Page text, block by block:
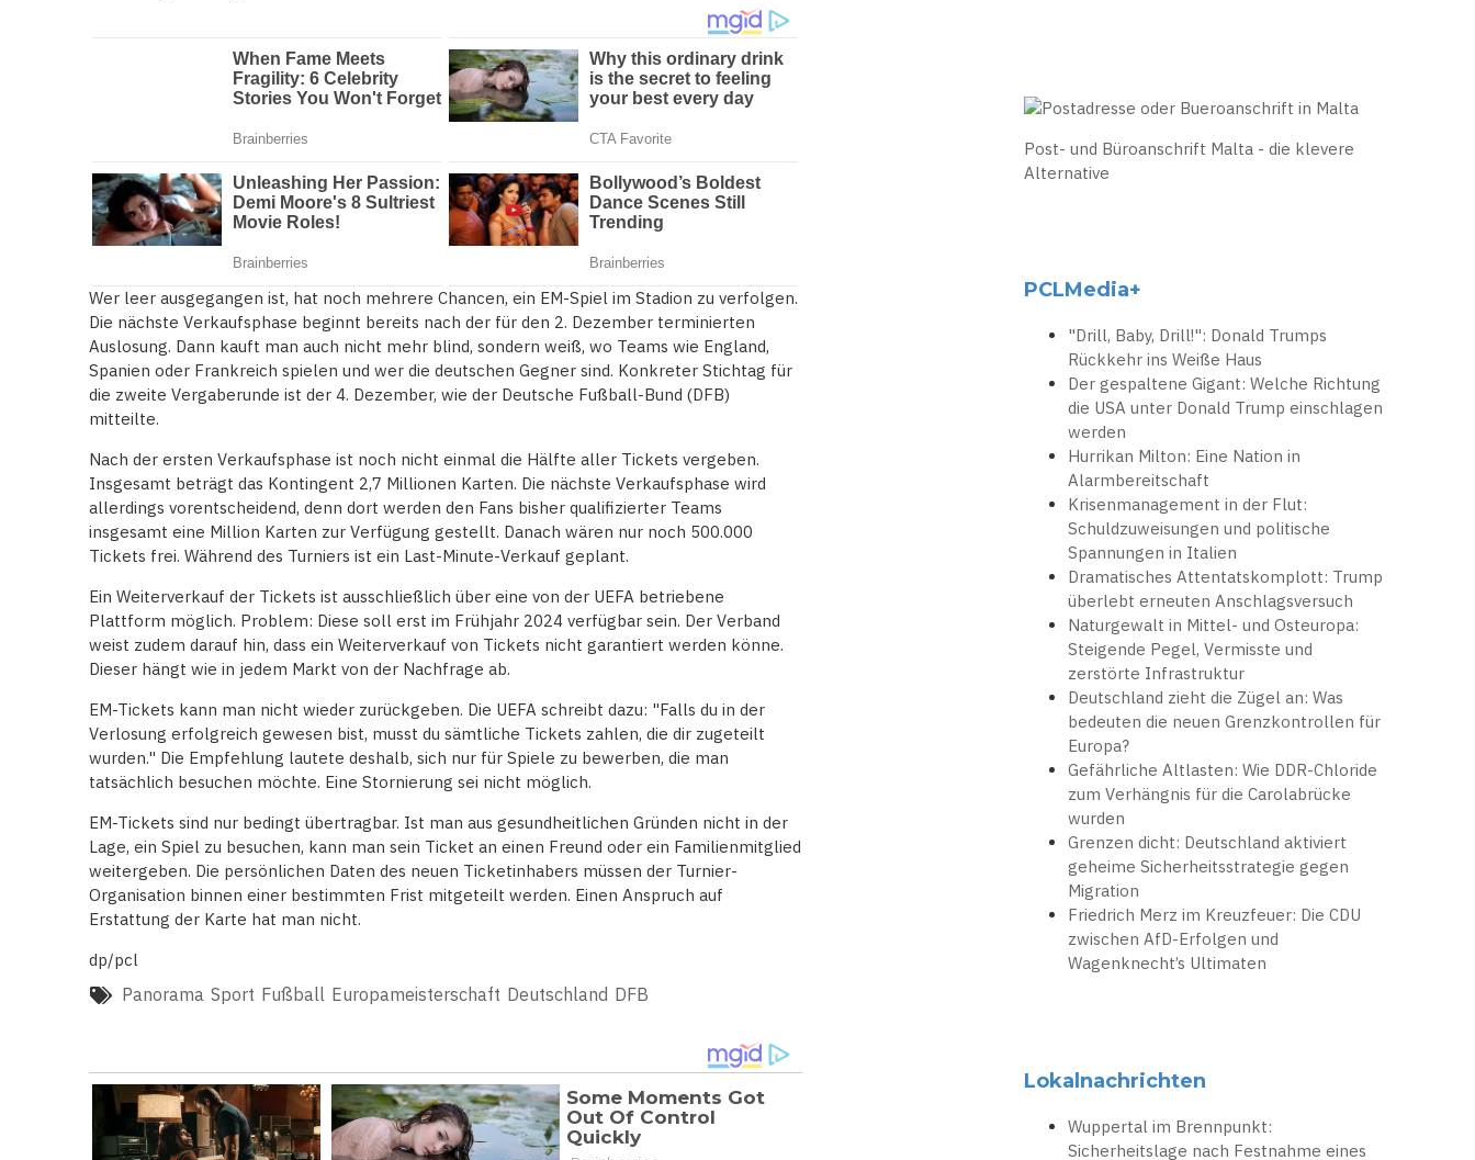
Wer leer ausgegangen ist, hat noch mehrere Chancen, ein EM-Spiel im Stadion zu verfolgen.
Die nächste Verkaufsphase beginnt bereits nach der für den 2. Dezember terminierten
Auslosung. Dann kauft man auch nicht mehr blind, sondern weiß, wo Teams wie England,
Spanien oder Frankreich spielen und wer die deutschen Gegner sind. Konkreter Stichtag für
die zweite Vergaberunde ist der 4. Dezember, wie der Deutsche Fußball-Bund (DFB)
mitteilte.
Nach der ersten Verkaufsphase ist noch nicht einmal die Hälfte aller Tickets vergeben.
Insgesamt beträgt das Kontingent 2,7 Millionen Karten. Die nächste Verkaufsphase wird
allerdings vorentscheidend, denn dort werden den Fans bisher qualifizierter Teams
insgesamt eine Million Karten zur Verfügung gestellt. Danach wären nur noch 500.000
Tickets frei. Während des Turniers ist ein Last-Minute-Verkauf geplant.
Ein Weiterverkauf der Tickets ist ausschließlich über eine von der UEFA betriebene
Plattform möglich. Problem: Diese soll erst im Frühjahr 2024 verfügbar sein. Der Verband
weist zudem darauf hin, dass ein Weiterverkauf von Tickets nicht garantiert werden könne.
Dieser hängt wie in jedem Markt von der Nachfrage ab.
EM-Tickets kann man nicht wieder zurückgeben. Die UEFA schreibt dazu: "Falls du in der
Verlosung erfolgreich gewesen bist, musst du sämtliche Tickets zahlen, die dir zugeteilt
wurden." Die Empfehlung lautete deshalb, sich nur für Spiele zu bewerben, die man
tatsächlich besuchen möchte. Eine Stornierung sei nicht möglich.
EM-Tickets sind nur bedingt übertragbar. Ist man aus gesundheitlichen Gründen nicht in der
Lage, ein Spiel zu besuchen, kann man sein Ticket an einen Freund oder ein Familienmitglied
weitergeben. Die persönlichen Daten des neuen Ticketinhabers müssen der Turnier-
Organisation binnen einer bestimmten Frist mitgeteilt werden. Einen Anspruch auf
Erstattung der Karte hat man nicht.
dp/pcl
Panorama Sport Fußball Europameisterschaft Deutschland DFB
Post- und Büroanschrift Malta - die klevere
Alternative
PCLMedia+
"Drill, Baby, Drill!": Donald Trumps
Rückkehr ins Weiße Haus
Der gespaltene Gigant: Welche Richtung
die USA unter Donald Trump einschlagen
werden
Hurrikan Milton: Eine Nation in
Alarmbereitschaft
Krisenmanagement in der Flut:
Schuldzuweisungen und politische
Spannungen in Italien
Dramatisches Attentatskomplott: Trump
überlebt erneuten Anschlagsversuch
Naturgewalt in Mittel- und Osteuropa:
Steigende Pegel, Vermisste und
zerstörte Infrastruktur
Deutschland zieht die Zügel an: Was
bedeuten die neuen Grenzkontrollen für
Europa?
Gefährliche Altlasten: Wie DDR-Chloride
zum Verhängnis für die Carolabrücke
wurden
Grenzen dicht: Deutschland aktiviert
geheime Sicherheitsstrategie gegen
Migration
Friedrich Merz im Kreuzfeuer: Die CDU
zwischen AfD-Erfolgen und
Wagenknecht’s Ultimaten
Lokalnachrichten
Wuppertal im Brennpunkt:
Sicherheitslage nach Festnahme eines